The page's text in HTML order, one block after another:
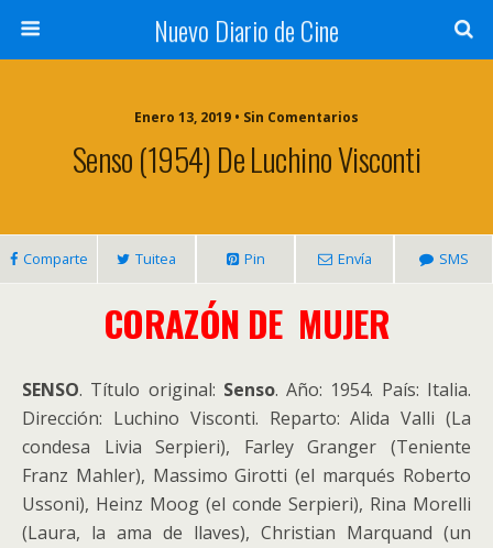
Nuevo Diario de Cine
Enero 13, 2019 • Sin Comentarios
Senso (1954) De Luchino Visconti
Comparte Tuitea Pin Envía SMS
CORAZÓN DE MUJER
SENSO. Título original: Senso. Año: 1954. País: Italia.
Dirección: Luchino Visconti. Reparto: Alida Valli (La
condesa Livia Serpieri), Farley Granger (Teniente
Franz Mahler), Massimo Girotti (el marqués Roberto
Ussoni), Heinz Moog (el conde Serpieri), Rina Morelli
(Laura, la ama de llaves), Christian Marquand (un